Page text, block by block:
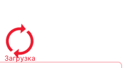
Загрузка